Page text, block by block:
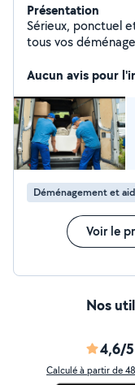
Présentation
Sérieux, ponctuel
tous vos
de cartons, ainsi
travaille avec soin,
en respectant vos
semaine et le week-
satisfaction est ma
Aucun avis pour
Déménagement et
Voir le
Nos
4,6/5
Calculé à partir de